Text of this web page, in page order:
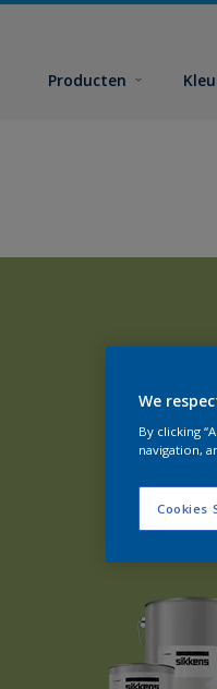
Producten
We
By clicking
navigation,
Cookies